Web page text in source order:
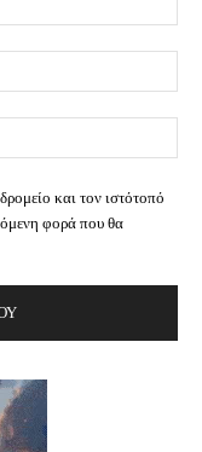
και τον ιστότοπό
φορά που θα